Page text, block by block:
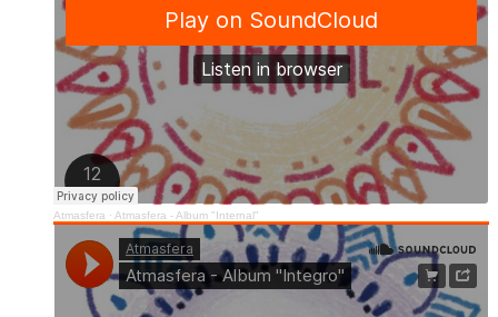
Atmasfera · Atmasfera - Album "Internal"